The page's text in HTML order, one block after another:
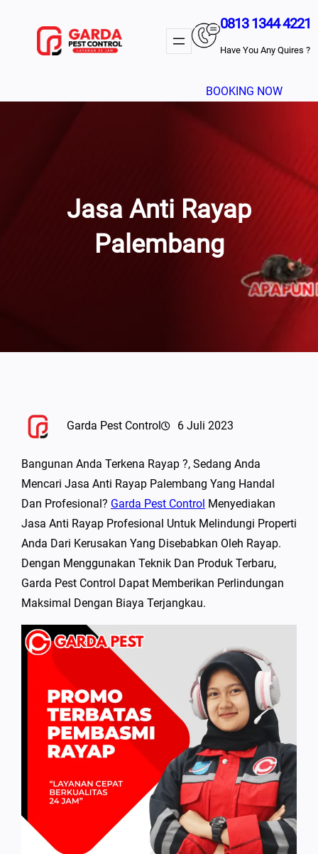
0813 1344 4221
Have You Any Quires ?
BOOKING NOW
Jasa Anti Rayap
Palembang
Garda Pest Control 6 Juli 2023
Bangunan Anda Terkena Rayap ?, Sedang Anda
Mencari Jasa Anti Rayap Palembang Yang Handal
Dan Profesional? Garda Pest Control Menyediakan
Jasa Anti Rayap Profesional Untuk Melindungi Properti
Anda Dari Kerusakan Yang Disebabkan Oleh Rayap.
Dengan Menggunakan Teknik Dan Produk Terbaru,
Garda Pest Control Dapat Memberikan Perlindungan
Maksimal Dengan Biaya Terjangkau.